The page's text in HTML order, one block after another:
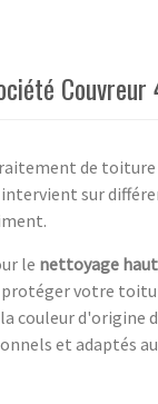
Couvreur
de
sur
le nettoyage
protéger votre
d'origine
et adaptés